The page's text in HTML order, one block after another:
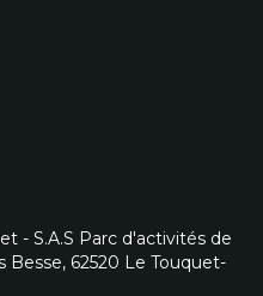
- S.A.S Parc d'activités de
Besse, 62520 Le Touquet-